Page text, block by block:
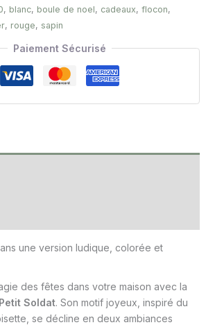
, blanc, boule de noel, cadeaux, flocon,
, rouge, sapin
Paiement Sécurisé
une version ludique, colorée et
des fêtes dans votre maison avec la
Petit Soldat. Son motif joyeux, inspiré du
se décline en deux ambiances